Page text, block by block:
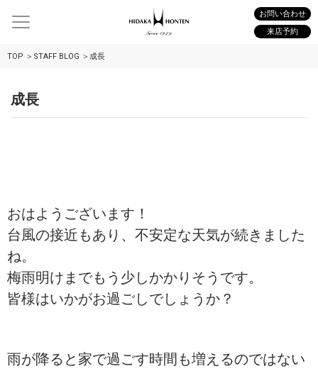
お問い合わせ
来店予約
TOP STAFF BLOG 成長
成長
おはようございます！
台風の接近もあり、不安定な天気が続きました
ね。
梅雨明けまでもう少しかかりそうです。
皆様はいかがお過ごしでしょうか？
雨が降ると家で過ごす時間も増えるのではない